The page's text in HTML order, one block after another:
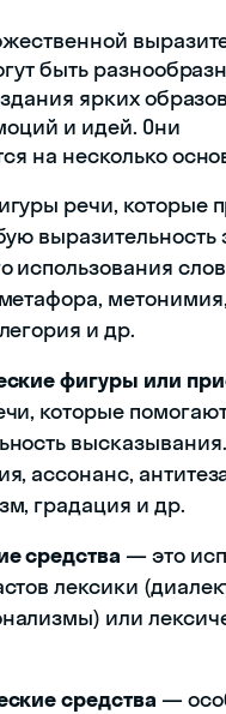
быть
ярких
и идей. Они
на несколько
речи, которые
выразительность
использования
и др.
фигуры или
которые
ассонанс,
градация и др.
средства — это
лексики
или
средства —